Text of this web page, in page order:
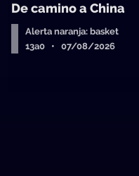
De camino a China
Alerta naranja: basket
13a0 • 07/08/2026